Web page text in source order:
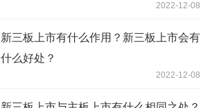
2022-12-08
新三板上市有什么作用？新三板上市会有
什么好处？
2022-12-08